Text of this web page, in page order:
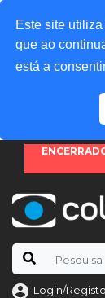
Este site
que ao
está a
Login/Registo